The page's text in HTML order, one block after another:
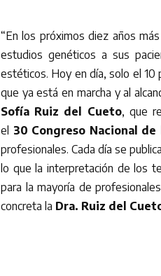
“En los próximos diez años
estudios genéticos a sus
estéticos. Hoy en día, solo el 10
que ya está en marcha y al
Sofía Ruiz del Cueto, que
el 30 Congreso Nacional de
profesionales. Cada día se
lo que la interpretación de los
para la mayoría de
concreta la Dra. Ruiz del